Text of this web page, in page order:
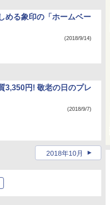
める象印の「ホームベー
(2018/9/14)
3,350円! 敬老の日のプレ
(2018/9/7)
2018年10月